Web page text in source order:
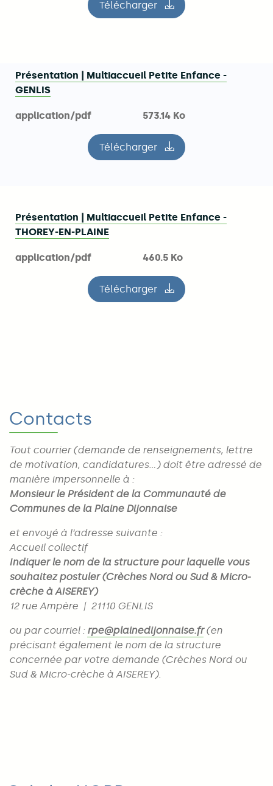
Télécharger
le fichier Formulaire unique
Présentation | Multiaccueil Petite Enfance -
GENLIS
application/pdf 573.14 Ko
Télécharger
le fichier Présentation |
Présentation | Multiaccueil Petite Enfance -
THOREY-EN-PLAINE
application/pdf 460.5 Ko
Télécharger
le fichier Présentation |
Contacts
Tout courrier (demande de renseignements, lettre
de motivation, candidatures…) doit être adressé de
manière impersonnelle à :
Monsieur le Président de la Communauté de
Communes de la Plaine Dijonnaise
et envoyé à l’adresse suivante :
Accueil collectif
Indiquer le nom de la structure pour laquelle vous
souhaitez postuler (Crèches Nord ou Sud & Micro-
crèche à AISEREY)
12 rue Ampère | 21110 GENLIS
ou par courriel : rpe@plainedijonnaise.fr (en
précisant également le nom de la structure
concernée par votre demande (Crèches Nord ou
Sud & Micro-crèche à AISEREY).